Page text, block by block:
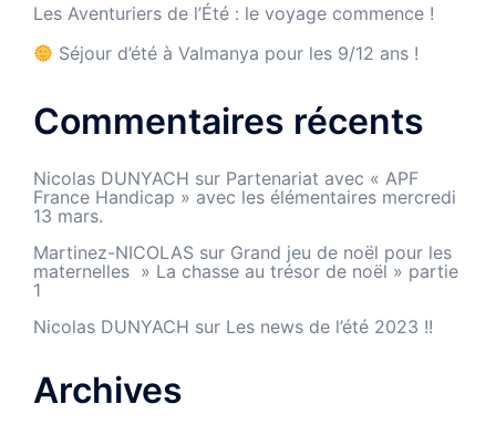
Les Aventuriers de l’Été : le voyage commence !
Séjour d’été à Valmanya pour les 9/12 ans !
Commentaires récents
Nicolas DUNYACH sur Partenariat avec « APF
France Handicap » avec les élémentaires mercredi
13 mars.
Martinez-NICOLAS sur Grand jeu de noël pour les
maternelles » La chasse au trésor de noël » partie
1
Nicolas DUNYACH sur Les news de l’été 2023 !!
Archives